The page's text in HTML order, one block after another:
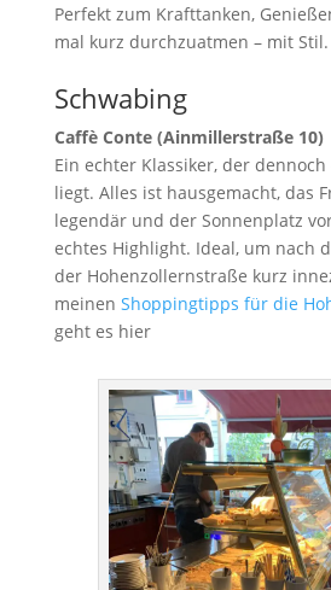
Perfekt zum Krafttanken,
mal kurz durchzuatmen – mit Stil.
Schwabing
Caffè Conte (Ainmillerstraße 10)
Ein echter Klassiker, der
liegt. Alles ist hausgemacht, das
legendär und der Sonnenplatz
echtes Highlight. Ideal, um nach
der Hohenzollernstraße kurz
meinen Shoppingtipps für die
geht es hier